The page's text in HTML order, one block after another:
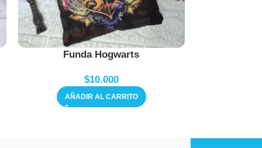
Funda Hogwarts
$10.000
AÑADIR AL CARRITO